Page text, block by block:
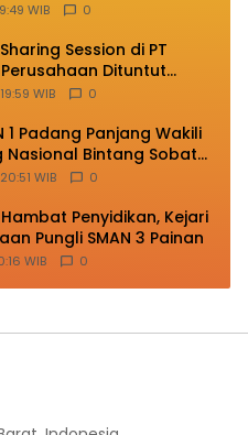
WIB 0
Session di PT
Dituntut
WIB 0
1 Padang Panjang Wakili
Nasional Bintang Sobat
WIB 0
Penyidikan, Kejari
Pungli SMAN 3 Painan
WIB 0